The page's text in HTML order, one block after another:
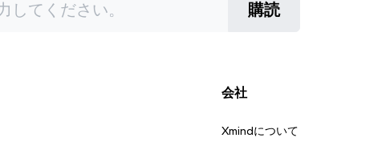
購読
会社
Xmindについて